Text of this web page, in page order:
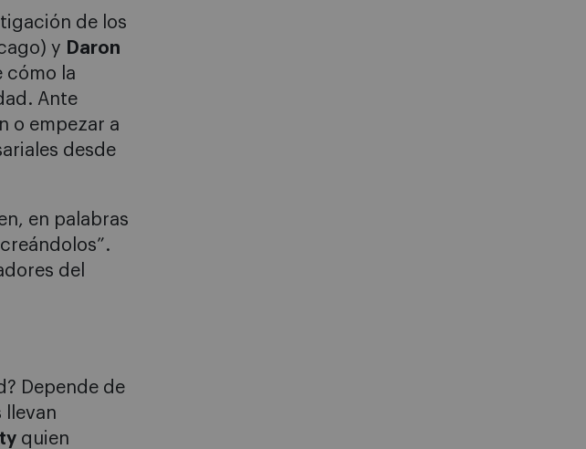
de los
y Daron
cómo la
Ante
o empezar a
desde
en palabras
del
Depende de
llevan
quien